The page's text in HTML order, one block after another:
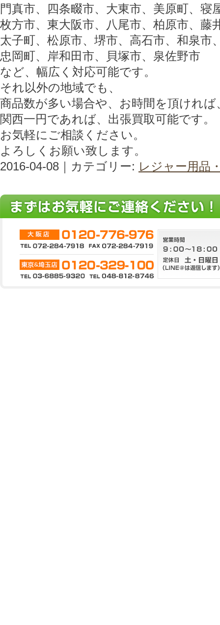
門真市、四条畷市、大東市、美原町、寝
枚方市、東大阪市、八尾市、柏原市、藤
太子町、松原市、堺市、高石市、和泉市
忠岡町、岸和田市、貝塚市、泉佐野市
など、幅広く対応可能です。
それ以外の地域でも、
商品数が多い場合や、お時間を頂ければ
関西一円であれば、出張買取可能です。
お気軽にご相談ください。
よろしくお願い致します。
2016-04-08｜カテゴリー: レジャー用品